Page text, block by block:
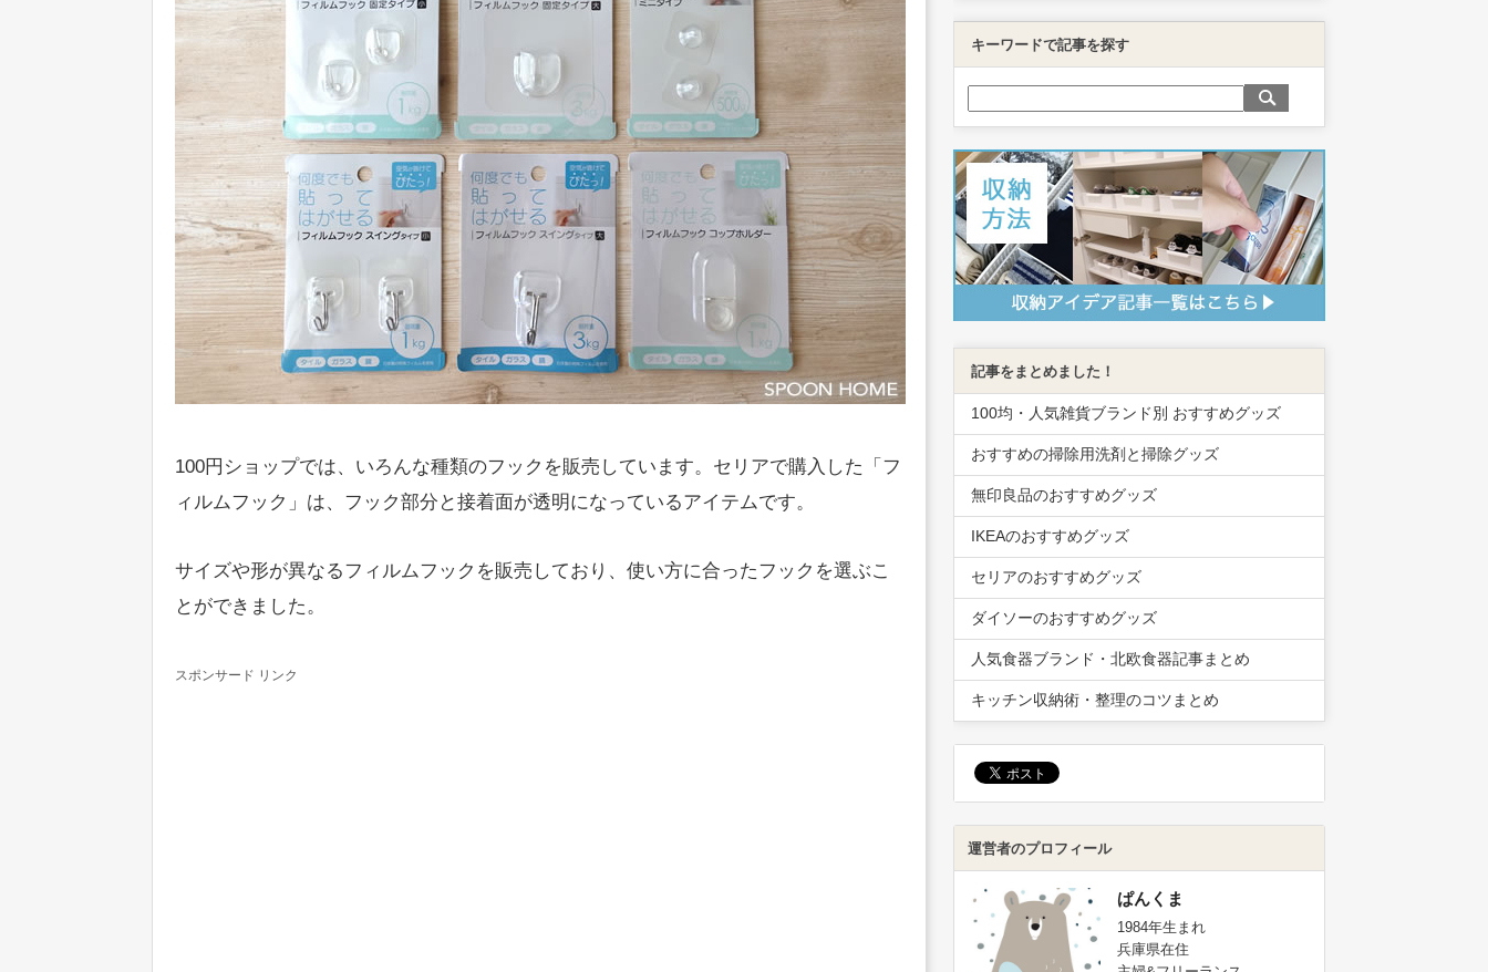
100円ショップでは、いろんな種類のフックを販売しています。セリアで購入した「フ
ィルムフック」は、フック部分と接着面が透明になっているアイテムです。
サイズや形が異なるフィルムフックを販売しており、使い方に合ったフックを選ぶこ
とができました。
スポンサード リンク
キーワードで記事を探す
記事をまとめました！
100均・人気雑貨ブランド別 おすすめグッズ
おすすめの掃除用洗剤と掃除グッズ
無印良品のおすすめグッズ
IKEAのおすすめグッズ
セリアのおすすめグッズ
ダイソーのおすすめグッズ
人気食器ブランド・北欧食器記事まとめ
キッチン収納術・整理のコツまとめ
運営者のプロフィール
ぱんくま
1984年生まれ
兵庫県在住